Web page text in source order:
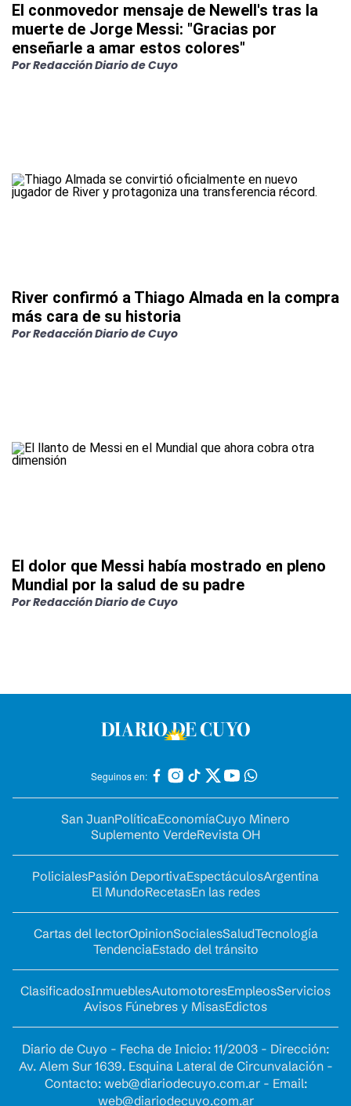
El conmovedor mensaje de Newell's tras la
muerte de Jorge Messi: "Gracias por
enseñarle a amar estos colores"
PorRedacción Diario de Cuyo
River confirmó a Thiago Almada en la compra
más cara de su historia
PorRedacción Diario de Cuyo
El dolor que Messi había mostrado en pleno
Mundial por la salud de su padre
PorRedacción Diario de Cuyo
Seguinos en:
San JuanPolíticaEconomíaCuyo Minero
Suplemento VerdeRevista OH
PolicialesPasión DeportivaEspectáculosArgentina
El MundoRecetasEn las redes
Cartas del lectorOpinionSocialesSaludTecnología
TendenciaEstado del tránsito
ClasificadosInmueblesAutomotoresEmpleosServicios
Avisos Fúnebres y MisasEdictos
Diario de Cuyo - Fecha de Inicio: 11/2003 - Dirección:
Av. Alem Sur 1639. Esquina Lateral de Circunvalación -
Contacto: web@diariodecuyo.com.ar- Email:
web@diariodecuyo.com.ar